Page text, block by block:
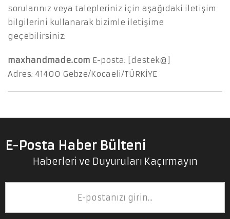
sorularınız veya talepleriniz için aşağıdaki iletişim
bilgilerini kullanarak bizimle iletişime
geçebilirsiniz:
maxhandmade.com E-posta: [destek@]
Adres: 41400 Gebze/Kocaeli/TÜRKİYE
E-Posta Haber Bülteni
Haberleri ve Duyuruları Kaçırmayın